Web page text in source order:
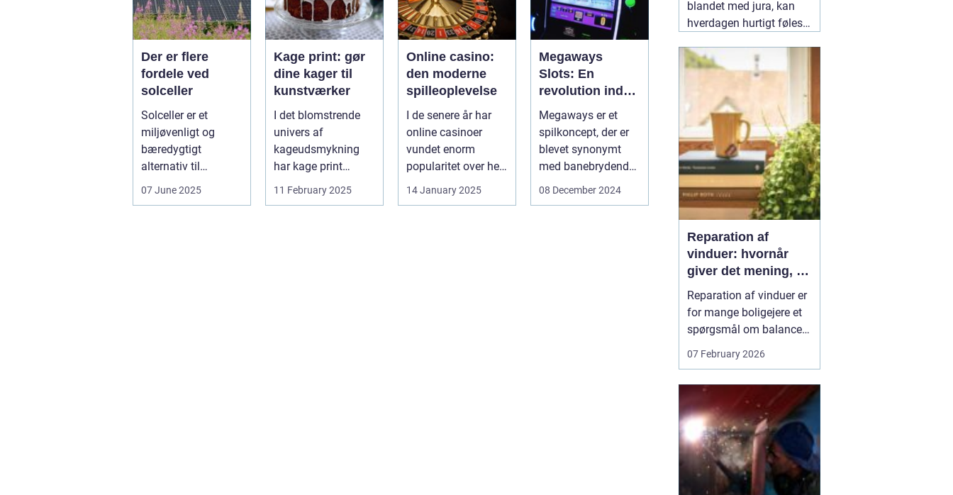
Der er flere
fordele ved
solceller
Solceller er et
miljøvenligt og
bæredygtigt
alternativ til
07 June 2025
Kage print: gør
dine kager til
kunstværker
I det blomstrende
univers af
kageudsmykning
har kage print
revolutioneret
måden, hvorpå ...
11 February 2025
Online casino:
den moderne
spilleoplevelse
I de senere år har
online casinoer
vundet enorm
popularitet over hele
teknolog...
14 January 2025
Megaways
Slots: En
revolution inden
for online
spilleautomater
Megaways er et
spilkoncept, der er
blevet synonymt
med banebrydende
innovation inden for
08 December 2024
blandet med jura, kan
hverdagen hurtigt føles
om børn, ægteskab, arv
eller bolig handler
sjældent kun om
paragraffer, men også
om følelser, tryghed og
fremtid. I sådan en
situation kan en09
February 2026
Reparation af
vinduer: hvornår
giver det mening, og
hvad skal du
vælge?
Reparation af vinduer er
for mange boligejere et
spørgsmål om balance.
På den ene side vil du
gerne bevare husets
unødvendige udgifter. På
den anden side skal
vinduerne være tætte,
ene...
07 February 2026